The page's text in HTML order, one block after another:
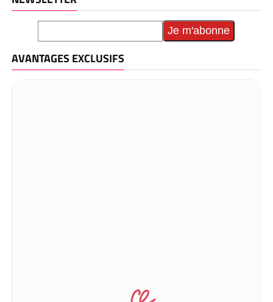
AVANTAGES EXCLUSIFS